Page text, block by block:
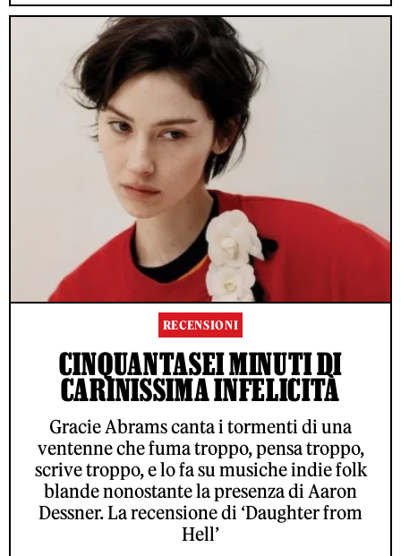
RECENSIONI
CINQUANTASEI MINUTI DI
CARINISSIMA INFELICITÀ
Gracie Abrams canta i tormenti di una
ventenne che fuma troppo, pensa troppo,
scrive troppo, e lo fa su musiche indie folk
blande nonostante la presenza di Aaron
Dessner. La recensione di ‘Daughter from
Hell’
ACCETTO LE NORME SUL TRATTAMENTO DEI DATI E
L'INVIO DELLA NEWSLETTER DI RS
© ROLLING STONE ITALIA 2026CONTATTI
PUBBLICITÀ
CONDIZIONI D'UTILIZZO